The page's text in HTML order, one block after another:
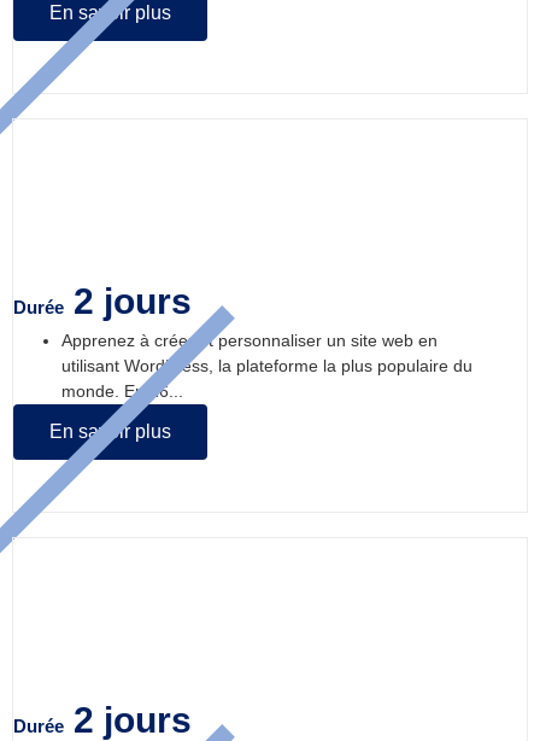
En savoir plus
Durée 2 jours
Apprenez à créer et personnaliser un site web en
utilisant WordPress, la plateforme la plus populaire du
monde. En 16...
En savoir plus
Durée 2 jours